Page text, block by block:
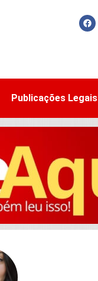
Publicações Legais